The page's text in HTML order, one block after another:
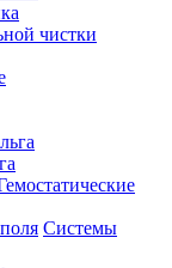
чистки
Системы